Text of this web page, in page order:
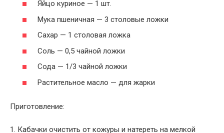
Яйцо куриное — 1 шт.
Мука пшеничная — 3 столовые ложки
Сахар — 1 столовая ложка
Соль — 0,5 чайной ложки
Сода — 1/3 чайной ложки
Растительное масло — для жарки
Приготовление:
1. Кабачки очистить от кожуры и натереть на мелкой